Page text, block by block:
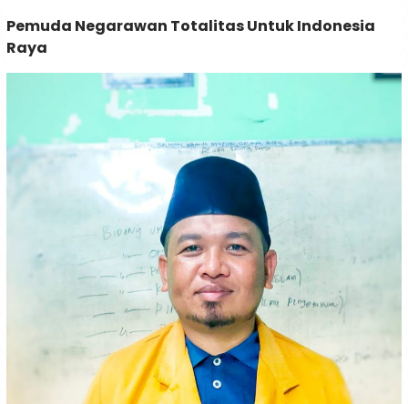
Pemuda Negarawan Totalitas Untuk Indonesia
Raya